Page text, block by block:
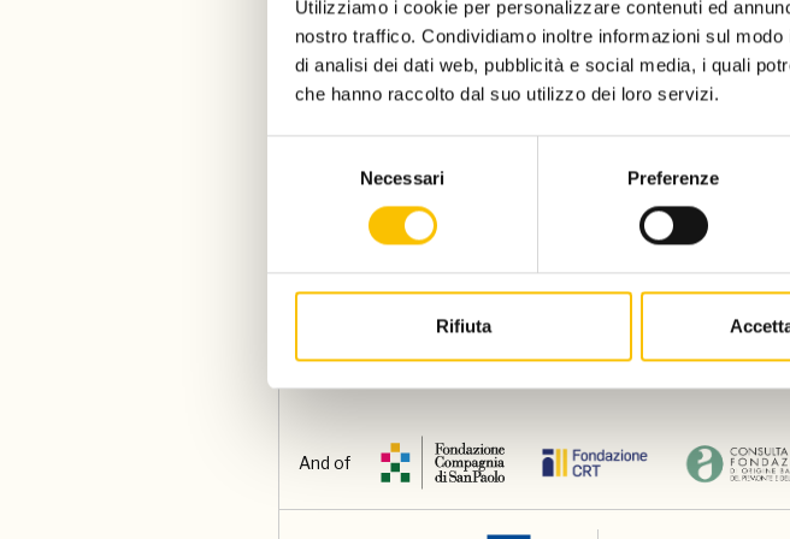
Utilizziamo i cookie per personalizzare contenuti ed
nostro traffico. Condividiamo inoltre informazioni sul
di analisi dei dati web, pubblicità e social media, i quali
che hanno raccolto dal suo utilizzo dei loro servizi.
Necessari Preferenze
Rifiuta
- Thursday 15, Sunday 18 and Monday 19 from
- Friday 16 and Saturday 17 from 10am to 9pm.
Associazione culturale
A project by
And of